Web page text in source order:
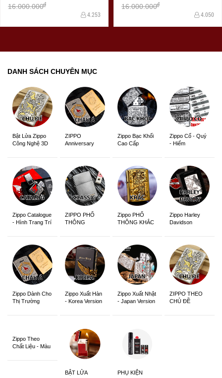
16.000.000đ
4.253
16.000.000đ
4.050
DANH SÁCH CHUYÊN MỤC
Bật Lửa Zippo
Công Nghệ 3D
ZIPPO
Anniversary
Zippo Bạc Khối
Cao Cấp
Zippo Cổ - Quý
- Hiếm
Zippo Catalogue
- Hình Trang Trí
ZIPPO PHỔ
THÔNG
Zippo PHỔ
THÔNG KHẮC
Zippo Harley
Davidson
Zippo Dành Cho
Thị Trường
Zippo Xuất Hàn
- Korea Version
Zippo Xuất Nhật
- Japan Version
ZIPPO THEO
CHỦ ĐỀ
Zippo Theo
Chất Liệu - Màu
BẬT LỬA
PHỤ KIỆN